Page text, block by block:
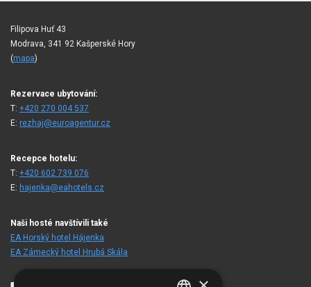
Filipova Huť 43
Modrava, 341 92 Kašperské Hory
(mapa)
Rezervace ubytování:
T: +420 270 004 537
E: rezhaj@euroagentur.cz
Recepce hotelu:
T: +420 602 739 076
E: hajenka@eahotels.cz
Naši hosté navštívili také
EA Horský hotel Hájenka
EA Zámecký hotel Hrubá Skála